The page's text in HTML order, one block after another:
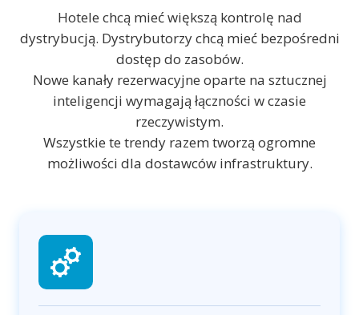
Hotele chcą mieć większą kontrolę nad
dystrybucją. Dystrybutorzy chcą mieć bezpośredni
dostęp do zasobów.
Nowe kanały rezerwacyjne oparte na sztucznej
inteligencji wymagają łączności w czasie
rzeczywistym.
Wszystkie te trendy razem tworzą ogromne
możliwości dla dostawców infrastruktury.